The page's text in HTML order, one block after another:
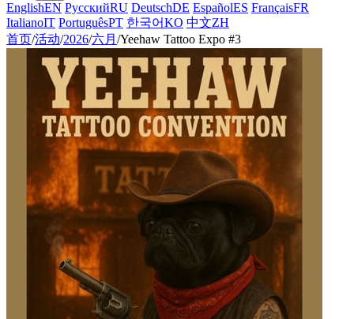
EnglishEN РусскийRU DeutschDE EspañolES FrançaisFR
ItalianoIT PortuguêsPT 한국어KO 中文ZH
首页/活动/2026/六月 /Yeehaw Tattoo Expo #3